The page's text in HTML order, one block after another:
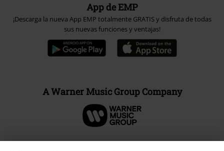
App de EMP
¡Descarga la nueva App EMP totalmente GRATIS y disfruta de todas
sus nuevas funciones y ventajas!
A Warner Music Group Company